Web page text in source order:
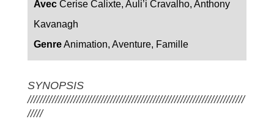
AvecCerise Calixte, Auli’i Cravalho, Anthony
Kavanagh
GenreAnimation, Aventure, Famille
SYNOPSIS
///////////////////////////////////////////////////////////////////////
/////